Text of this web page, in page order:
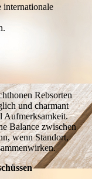
internationale
Rebsorten
und charmant
Aufmerksamkeit.
Balance zwischen
wenn Standort,